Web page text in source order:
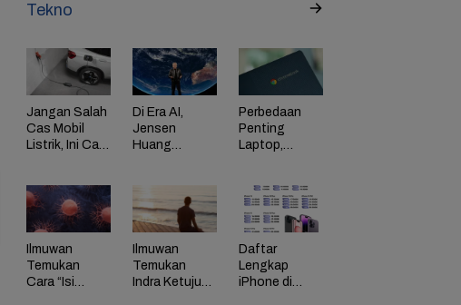
Tekno
Jangan Salah
Cas Mobil
Listrik, Ini Cara
PLN di HP
Di Era AI,
Jensen
Huang
Karyawan
Tinggi
Perbedaan
Penting
Laptop,
Ilmuwan
Temukan
Cara “Isi
Ilmuwan
Temukan
Indra Ketujuh
Daftar
Lengkap
iPhone di